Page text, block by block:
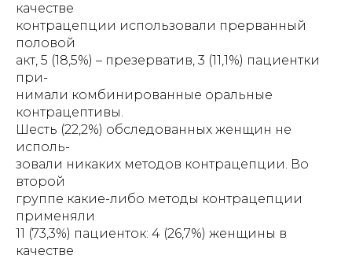
качестве
контрацепции использовали прерванный
половой
акт, 5 (18,5%) – презерватив, 3 (11,1%) пациентки
при-
нимали комбинированные оральные
контрацептивы.
Шесть (22,2%) обследованных женщин не
исполь-
зовали никаких методов контрацепции. Во
второй
группе какие-либо методы контрацепции
применяли
11 (73,3%) пациенток: 4 (26,7%) женщины в
качестве